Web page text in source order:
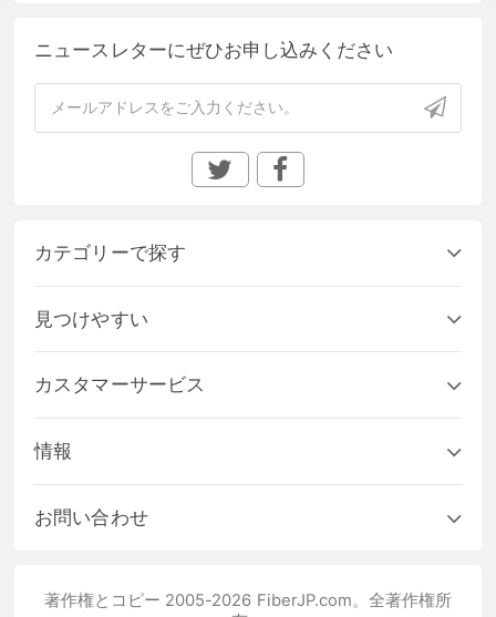
ニュースレターにぜひお申し込みください
カテゴリーで探す
見つけやすい
カスタマーサービス
情報
お問い合わせ
著作権とコピー 2005-2026 FiberJP.com。全著作権所